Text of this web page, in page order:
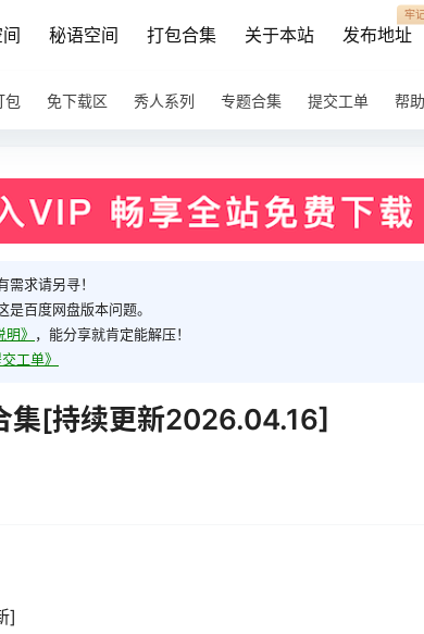
秘语空间 打包合集 关于本站 发布地址
牢
包 免下载区 秀人系列 专题合集 提交工单 帮
求请另寻！
百度网盘版本问题。
明》 ，能分享就肯定能解压！
交工单》
集[持续更新2026.04.16]
]